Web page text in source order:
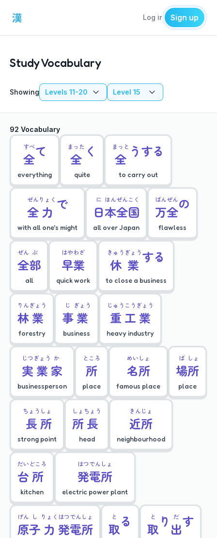
Log in Sign up
Study Vocabulary
Showing Levels 11-20 Level 15
92 Vocabulary
全
すべて
everything
全
まった く
quite
全
まっと うする
to carry out
全
ぜん
力
りょく で
with all one's might
日
に
本
ほん
全
ぜん
国
こく
all over Japan
万
ばん
全
ぜんの
flawless
全
ぜん
部
ぶ
all
早
はや
業
わざ
quick work
休
きゅう
業
ぎょう する
to close a business
林
りん
業
ぎょう
forestry
事
じ
業
ぎょう
business
重
じゅう
工
こう
業
ぎょう
heavy industry
実
じつ
業
ぎょう
家
か
businessperson
所
ところ
place
名
めい
所
しょ
famous place
場
ば
所
しょ
place
長
ちょう
所
しょ
strong point
所
しょ
長
ちょう
head
近
きん
所
じょ
neighbourhood
台
だい
所
どころ
kitchen
発
はつ
電
でん
所
しょ
electric power plant
原
げん
子
し
力
りょく
発
はつ
電
でん
所
しょ
取
と る 取
と り 出
だ す